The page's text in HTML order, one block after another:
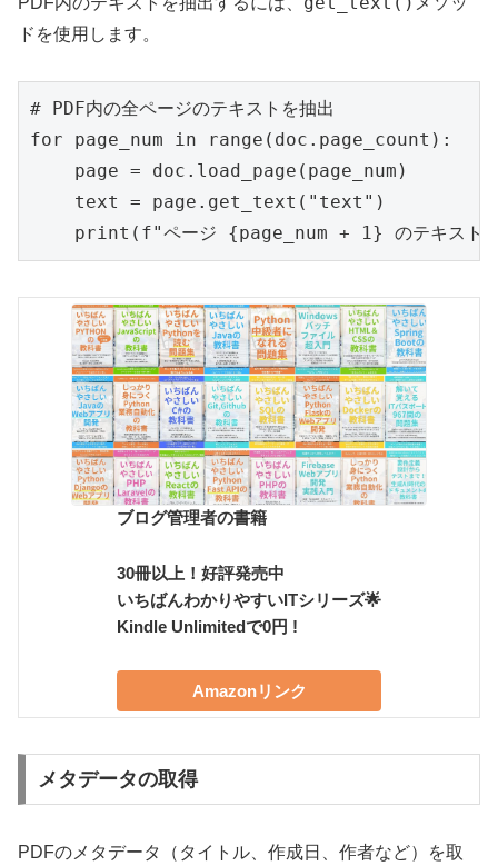
ドを使用します。
# PDF内の全ページのテキストを抽出
for page_num in range(doc.page_count):
    page = doc.load_page(page_num)
    text = page.get_text("text")
print(f"ページ {page_num + 1} のテキスト
ブログ管理者の書籍
30冊以上！好評発売中
いちばんわかりやすいITシリーズ🌟
Kindle Unlimitedで0円 !
Amazonリンク
メタデータの取得
PDFのメタデータ（タイトル、作成日、作者など）を取